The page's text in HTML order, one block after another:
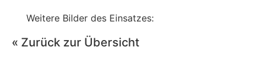
Weitere Bilder des Einsatzes:
« Zurück zur Übersicht